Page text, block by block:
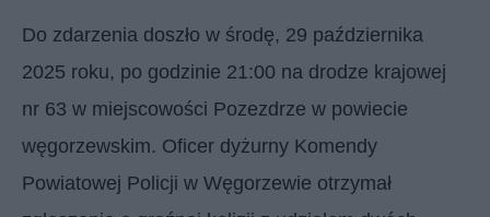
Do zdarzenia doszło w środę, 29 października
2025 roku, po godzinie 21:00 na drodze krajowej
nr 63 w miejscowości Pozezdrze w powiecie
węgorzewskim. Oficer dyżurny Komendy
Powiatowej Policji w Węgorzewie otrzymał